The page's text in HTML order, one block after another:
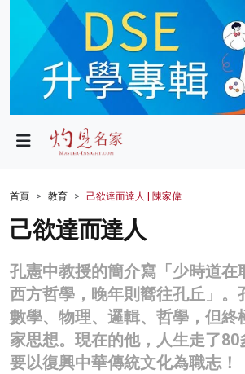
政局
財經
生活
商業
科技
影片
首頁 教育 己欲達而達人 | 陳家偉
己欲達而達人
孔憲中教授的簡介寫「少時道在
西方哲學，晚年則嚮往孔丘」。
數學、物理、邏輯、哲學，但終
家思想。現在的他，人生走了80
要以復興中華傳統文化為職志！